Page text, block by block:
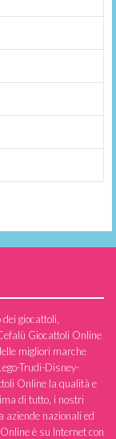
giocattoli,
Giocattoli Online
migliori marche
Trudi-Disney-
Online la qualità e
di tutto, i nostri
aziende nazionali ed
è su Internet con